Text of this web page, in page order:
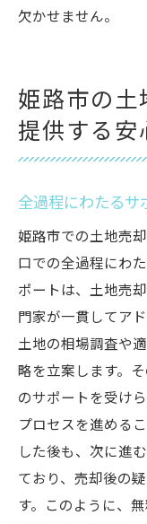
欠かせません。
姫路市の土
提供する安
全過程にわたるサ
姫路市での土地売
口での全過程にわ
ポートは、土地売
門家が一貫してア
土地の相場調査や
略を立案します。
のサポートを受け
プロセスを進める
した後も、次に進
ており、売却後の
す。このように、